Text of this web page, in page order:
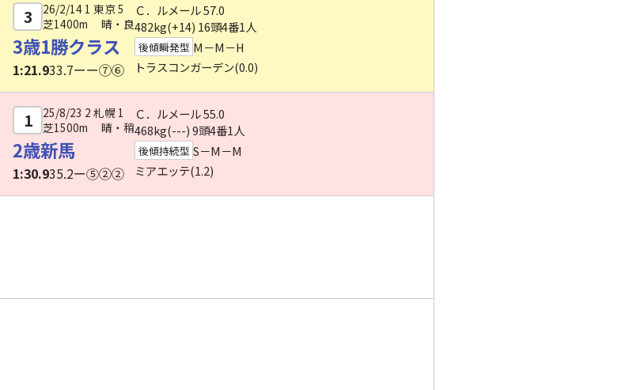
3
26/2/14 1 東京 5
芝1400m 晴・良
3歳1勝クラス
1:21.933.7ーー⑦⑥
Ｃ．ルメール57.0
482kg(+14) 16頭4番1人
後傾瞬発型 M－M－H
トラスコンガーデン(0.0)
1
25/8/23 2 札幌 1
芝1500m 晴・稍
2歳新馬
1:30.935.2ー⑤②②
Ｃ．ルメール55.0
468kg(---) 9頭4番1人
後傾持続型 S－M－M
ミアエッテ(1.2)